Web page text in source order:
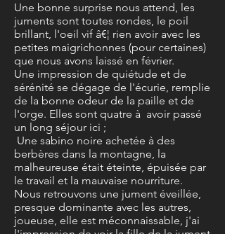
Une bonne surprise nous attend, les
juments sont toutes rondes, le poil
brillant, l'oeil vif â€¦ rien avoir avec les
petites maigrichonnes (pour certaines)
que nous avons laissé en février.
Une impression de quiétude et de
sérénité se dégage de l'écurie, remplie
de la bonne odeur de la paille et de
l'orge. Elles sont quatre à avoir passé
un long séjour ici ;
Une sabino noire achetée à des
berbères dans la montagne, la
malheureuse était éteinte, épuisée par
le travail et la mauvaise nourriture.
Nous retrouvons une jument éveillée,
presque dominante avec les autres,
joueuse, elle est méconnaissable, j'ai